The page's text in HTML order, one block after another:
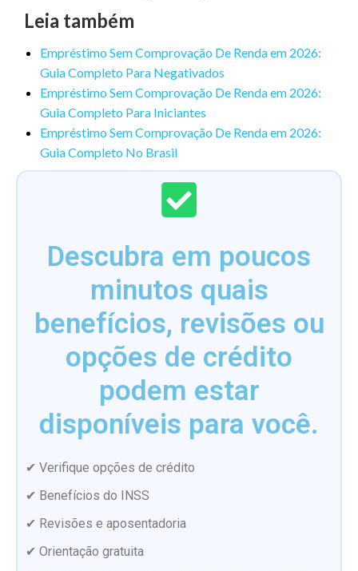
Leia também
Empréstimo Sem Comprovação De Renda em 2026:
Guia Completo Para Negativados
Empréstimo Sem Comprovação De Renda em 2026:
Guia Completo Para Iniciantes
Empréstimo Sem Comprovação De Renda em 2026:
Guia Completo No Brasil
Descubra em poucos
minutos quais
benefícios, revisões ou
opções de crédito
podem estar
disponíveis para você.
✔ Verifique opções de crédito
✔ Benefícios do INSS
✔ Revisões e aposentadoria
✔ Orientação gratuita